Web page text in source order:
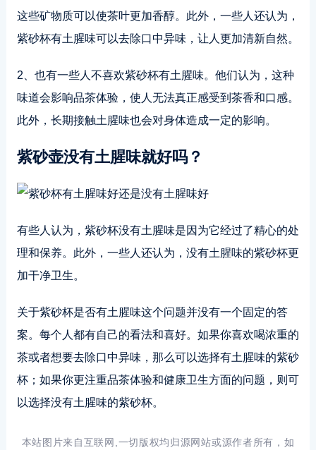
这些矿物质可以使茶叶更加香醇。此外，一些人还认为，
紫砂杯有土腥味可以去除口中异味，让人更加清新自然。
2、也有一些人不喜欢紫砂杯有土腥味。他们认为，这种
味道会影响品茶体验，使人无法真正感受到茶香和口感。
此外，长期接触土腥味也会对身体造成一定的影响。
紫砂壶没有土腥味就好吗？
有些人认为，紫砂杯没有土腥味是因为它经过了精心的处
理和保养。此外，一些人还认为，没有土腥味的紫砂杯更
加干净卫生。
关于紫砂杯是否有土腥味这个问题并没有一个固定的答
案。每个人都有自己的看法和喜好。如果你喜欢喝浓重的
茶或者想要去除口中异味，那么可以选择有土腥味的紫砂
杯；如果你更注重品茶体验和健康卫生方面的问题，则可
以选择没有土腥味的紫砂杯。
本站图片来自互联网,一切版权均归源网站或源作者所有，如